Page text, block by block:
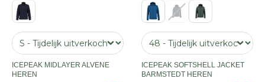
ICEPEAK MIDLAYER ALVENE
HEREN
ICEPEAK SOFTSHELL JACKET
BARMSTEDT HEREN